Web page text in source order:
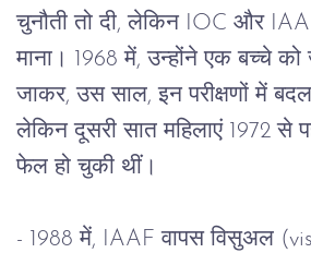
चुनौती तो दी, लेकिन IOC और
माना। 1968 में, उन्होंने एक बच्चे को
जाकर, उस साल, इन परीक्षणों में
लेकिन दूसरी सात महिलाएं 1972 से
फेल हो चुकी थीं।
- 1988 में, IAAF वापस विसुअल